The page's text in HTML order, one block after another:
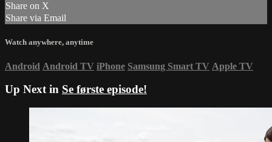
Share on X
Share via Email
Watch anywhere, anytime
Android Android TV iPhone Samsung Smart TV Apple TV
Up Next in Se første episode!